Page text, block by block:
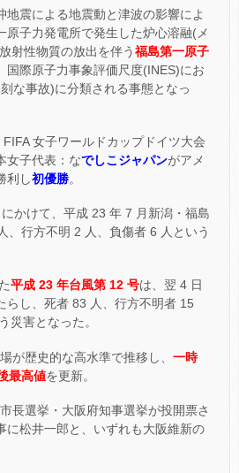
地震による地震動と津波の影響によ
原子力発電所で発生した炉心溶融(メ
射性物質の放出を伴う福島第一原子
国際原子力事象評価尺度(INES)にお
な事故)に分類される事態となっ
女子ワールドカップドイツ大会
女子代表：なでしこジャパンがアメ
利し初優勝。
かけて、平成 23 年 7 月新潟・福島
、行方不明 2 人、負傷者 6 人という
平成 23 年台風第 12 号は、翌 4 日
らし、死者 83 人、行方不明者 15
災害となった。
が歴史的な高水準で推移し、 一時
最高値を更新。
長選挙・大阪府知事選挙が投開票さ
に松井一郎と、いずれも大阪維新の